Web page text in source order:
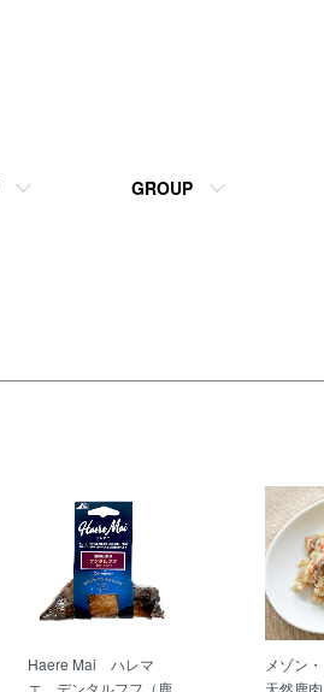
GROUP
Haere Mai ハレマ
エ デンタルフフ（鹿
メゾン
天然鹿